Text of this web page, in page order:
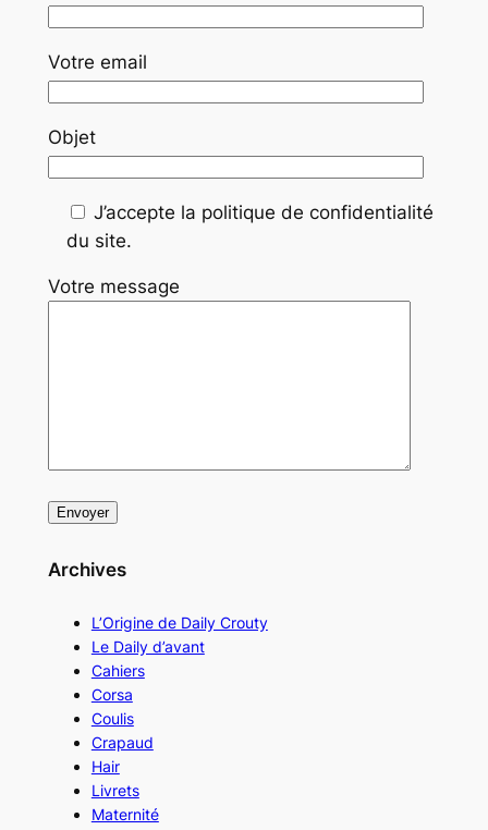
Votre email
Objet
J’accepte la politique de confidentialité
du site.
Votre message
Archives
L’Origine de Daily Crouty
Le Daily d’avant
Cahiers
Corsa
Coulis
Crapaud
Hair
Livrets
Maternité